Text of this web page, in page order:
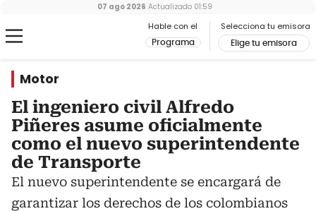
Hable con el
Programa
Selecciona tu emisora
Elige tu emisora
07 ago 2026 Actualizado 01:59
Motor
El ingeniero civil Alfredo
Piñeres asume oficialmente
como el nuevo superintendente
de Transporte
El nuevo superintendente se encargará de
garantizar los derechos de los colombianos